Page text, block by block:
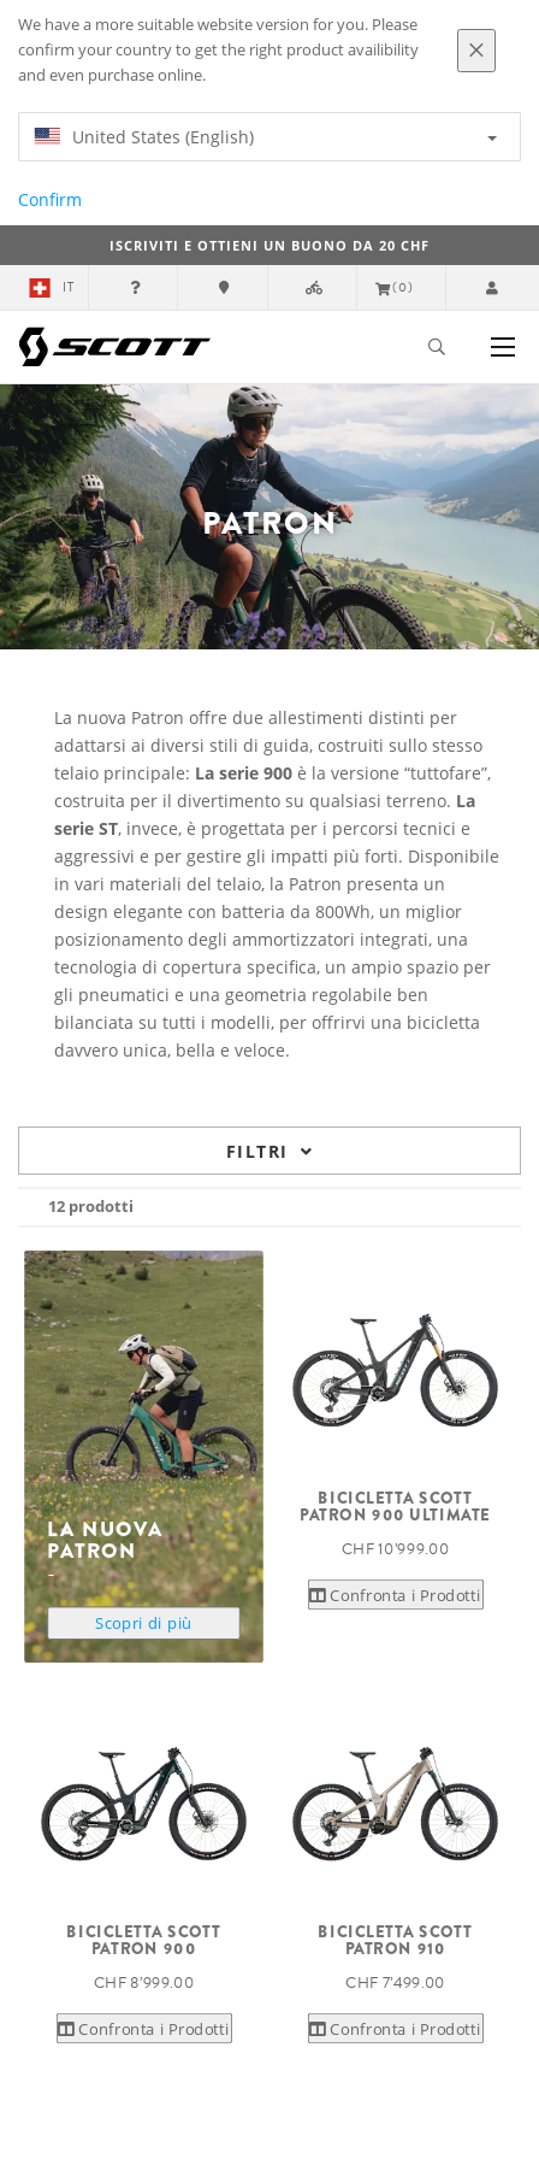
We have a more suitable website version for you. Please
confirm your country to get the right product availibility
and even purchase online.
United States (English)
Confirm
ISCRIVITI E OTTIENI UN BUONO DA 20 CHF
IT (0)
PATRON
La nuova Patron offre due allestimenti distinti per
adattarsi ai diversi stili di guida, costruiti sullo stesso
telaio principale: La serie 900 è la versione “tuttofare”,
costruita per il divertimento su qualsiasi terreno. La
serie ST, invece, è progettata per i percorsi tecnici e
aggressivi e per gestire gli impatti più forti. Disponibile
in vari materiali del telaio, la Patron presenta un
design elegante con batteria da 800Wh, un miglior
posizionamento degli ammortizzatori integrati, una
tecnologia di copertura specifica, un ampio spazio per
gli pneumatici e una geometria regolabile ben
bilanciata su tutti i modelli, per offrirvi una bicicletta
davvero unica, bella e veloce.
FILTRI
12 prodotti
LA NUOVA
PATRON
Scopri di più
BICICLETTA SCOTT
PATRON 900 ULTIMATE
CHF 10’999.00
Confronta i Prodotti
BICICLETTA SCOTT
PATRON 900
CHF 8’999.00
Confronta i Prodotti
BICICLETTA SCOTT
PATRON 910
CHF 7’499.00
Confronta i Prodotti